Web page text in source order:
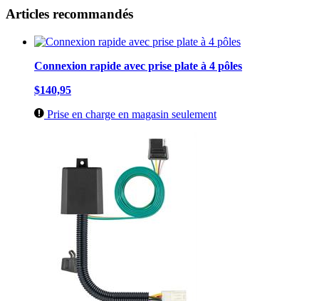
Articles recommandés
Connexion rapide avec prise plate à 4 pôles
$140,95
Prise en charge en magasin seulement